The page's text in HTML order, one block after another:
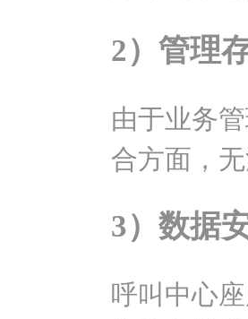
2）管理
由于业务
合方面，
3）数据
呼叫中心